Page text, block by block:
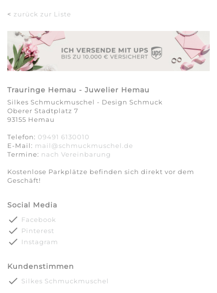
< zurück zur Liste
Trauringe Hemau - Juwelier Hemau
Silkes Schmuckmuschel - Design Schmuck
Oberer Stadtplatz 7
93155 Hemau
Telefon: 09491 6130010
E-Mail: mail@schmuckmuschel.de
Termine: nach Vereinbarung​​​​​​​
Kostenlose Parkplätze befinden sich direkt vor dem
Geschäft!
Social Media
done Facebook
done Pinterest
done Instagram
Kundenstimmen
done Silkes Schmuckmuschel